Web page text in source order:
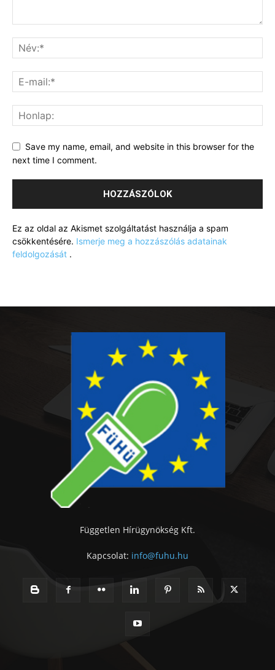
Save my name, email, and website in this browser for the
next time I comment.
Ez az oldal az Akismet szolgáltatást használja a spam
csökkentésére. Ismerje meg a hozzászólás adatainak
feldolgozását .
Független Hírügynökség Kft.
Kapcsolat: info@fuhu.hu